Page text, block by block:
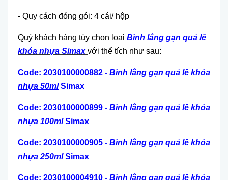
- Quy cách đóng gói: 4 cái/ hộp
Quý khách hàng tùy chọn loại Bình lắng gạn quả lê
khóa nhựa Simaxvới thể tích như sau:
Code: 2030100000882 - Bình lắng gạn quả lê khóa
nhựa 50mlSimax
Code: 2030100000899 - Bình lắng gạn quả lê khóa
nhựa 100mlSimax
Code: 2030100000905 - Bình lắng gạn quả lê khóa
nhựa 250mlSimax
Code: 2030100004910 - Bình lắng gạn quả lê khóa